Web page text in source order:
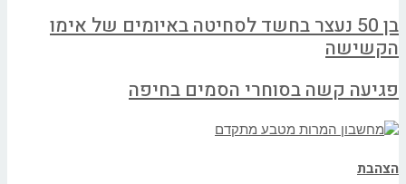
בן 50 נעצר בחשד לסחיטה באיומים של אימו
הקשישה
פגיעה קשה בסוחרי הסמים בחיפה
הצהבת